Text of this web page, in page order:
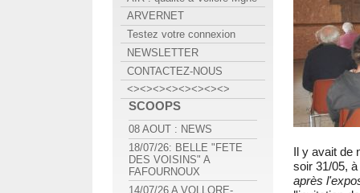
Il y avait de
soir 31/05,
après
ARVERNET
Testez votre connexion
NEWSLETTER
CONTACTEZ-NOUS
<><><><><><><><>
SCOOPS
08 AOUT : NEWS
18/07/26: BELLE "FETE
DES VOISINS" A
FAFOURNOUX
14/07/26 A VOLLORE-